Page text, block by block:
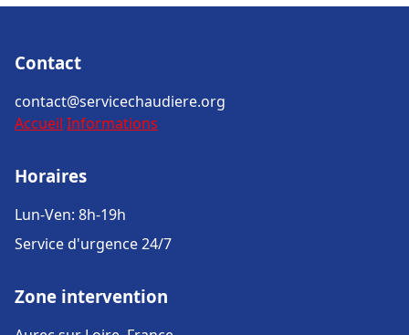
Contact
contact@servicechaudiere.org
Accueil Informations
Horaires
Lun-Ven: 8h-19h
Service d'urgence 24/7
Zone intervention